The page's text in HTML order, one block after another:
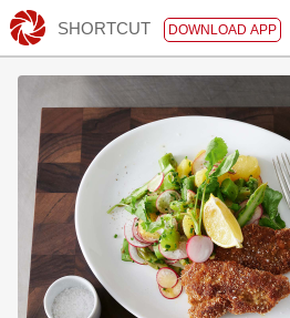
SHORTCUT DOWNLOAD APP